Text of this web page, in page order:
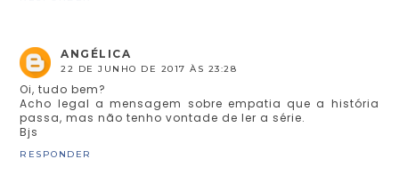
ANGÉLICA
22 DE JUNHO DE 2017 ÀS 23:28
Oi, tudo bem?
Acho legal a mensagem sobre empatia que a história
passa, mas não tenho vontade de ler a série.
Bjs
RESPONDER